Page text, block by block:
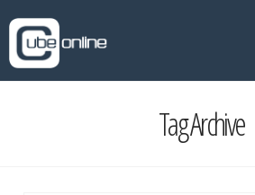
CubeOnline
Tag Archive